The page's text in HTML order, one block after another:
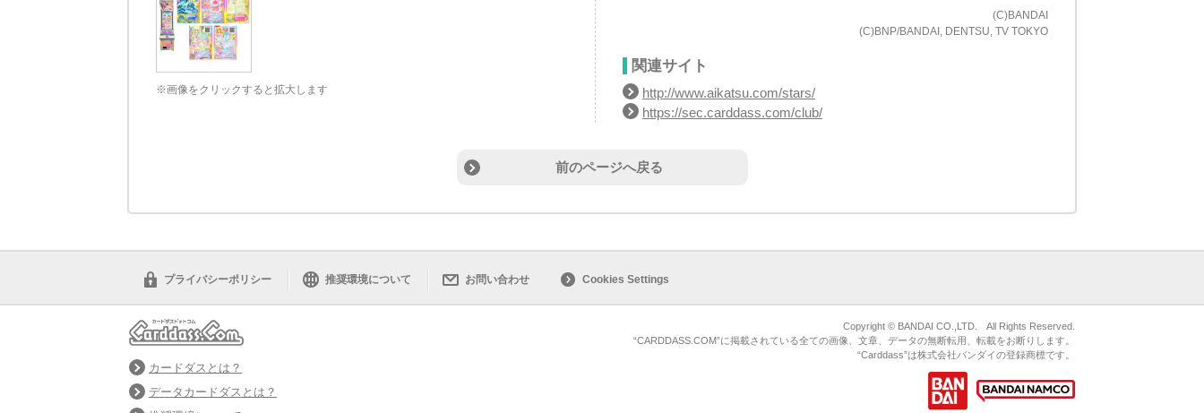
※画像をクリックすると拡大します
(C)BANDAI
(C)BNP/BANDAI, DENTSU, TV TOKYO
関連サイト
http://www.aikatsu.com/stars/
https://sec.carddass.com/club/
前のページへ戻る
プライバシーポリシー 推奨環境について お問い合わせ Cookies Settings
カードダスとは？
データカードダスとは？
Copyright © BANDAI CO.,LTD. All Rights Reserved.
“CARDDASS.COM”に掲載されている全ての画像、文章、データの無断転用、転載をお断りします。
“Carddass”は株式会社バンダイの登録商標です。